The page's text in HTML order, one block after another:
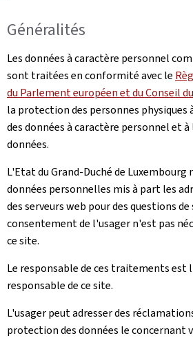
Généralités
Les données à caractère personnel
sont traitées en conformité avec le
du Parlement européen et du Conseil
la protection des personnes
des données à caractère personnel et
données.
L'Etat du Grand-Duché de Luxembourg
données personnelles mis à part les
des serveurs web pour des questions
consentement de l'usager n'est pas
ce site.
Le responsable de ces traitements est
responsable de ce site.
L'usager peut adresser des
protection des données le concernant